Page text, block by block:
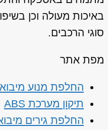
באיכות מעולה וכן
סוגי הרכבים.
מפת אתר
החלפת מנוע מיבוא
תיקון מערכת ABS
החלפת גירים